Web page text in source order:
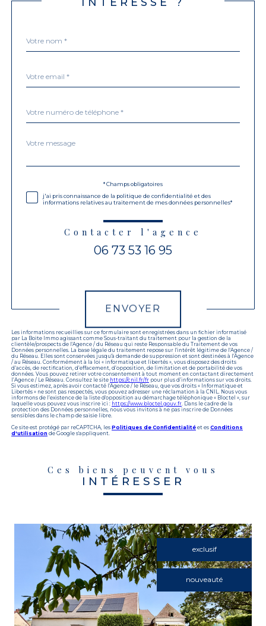
par
*
*
*
Fieldset
Message
*
* Champs obligatoires
j'ai pris connaissance de la politique de confidentialité et des
informations relatives au traitement de mes données personnelles*
Contacter l'agence
06 73 53 16 95
ENVOYER
Les informations recueillies sur ce formulaire sont enregistrées dans un fichier informatisé
par La Boite Immo agissant comme Sous-traitant du traitement pour la gestion de la
clientèle/prospects de l'Agence / du Réseau qui reste Responsable du Traitement de vos
Données personnelles. La base légale du traitement repose sur l'intérêt légitime de l'Agence /
du Réseau. Elles sont conservées jusqu'à demande de suppression et sont destinées à l'Agence
/ au Réseau. Conformément à la loi « informatique et libertés », vous disposez des droits
d’accès, de rectification, d’effacement, d’opposition, de limitation et de portabilité de vos
données. Vous pouvez retirer votre consentement à tout moment en contactant directement
l’Agence / Le Réseau. Consultez le site https://cnil.fr/fr pour plus d’informations sur vos droits.
Si vous estimez, après avoir contacté l'Agence / le Réseau, que vos droits « Informatique et
Libertés » ne sont pas respectés, vous pouvez adresser une réclamation à la CNIL. Nous vous
informons de l’existence de la liste d'opposition au démarchage téléphonique « Bloctel », sur
laquelle vous pouvez vous inscrire ici : https://www.bloctel.gouv.fr . Dans le cadre de la
protection des Données personnelles, nous vous invitons à ne pas inscrire de Données
sensibles dans le champ de saisie libre.
Ce site est protégé par reCAPTCHA, les Politiques de Confidentialité et es Conditions
d'utilisation de Google s'appliquent.
Ces biens peuvent vous
INTÉRESSER
exclusif
nouveauté
VOIR LE BIEN